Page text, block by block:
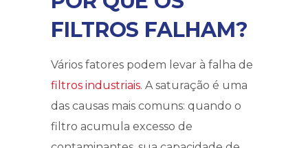
FILTROS FALHAM?
Vários fatores podem levar à falha de
filtros industriais. A saturação é uma
das causas mais comuns: quando o
filtro acumula excesso de